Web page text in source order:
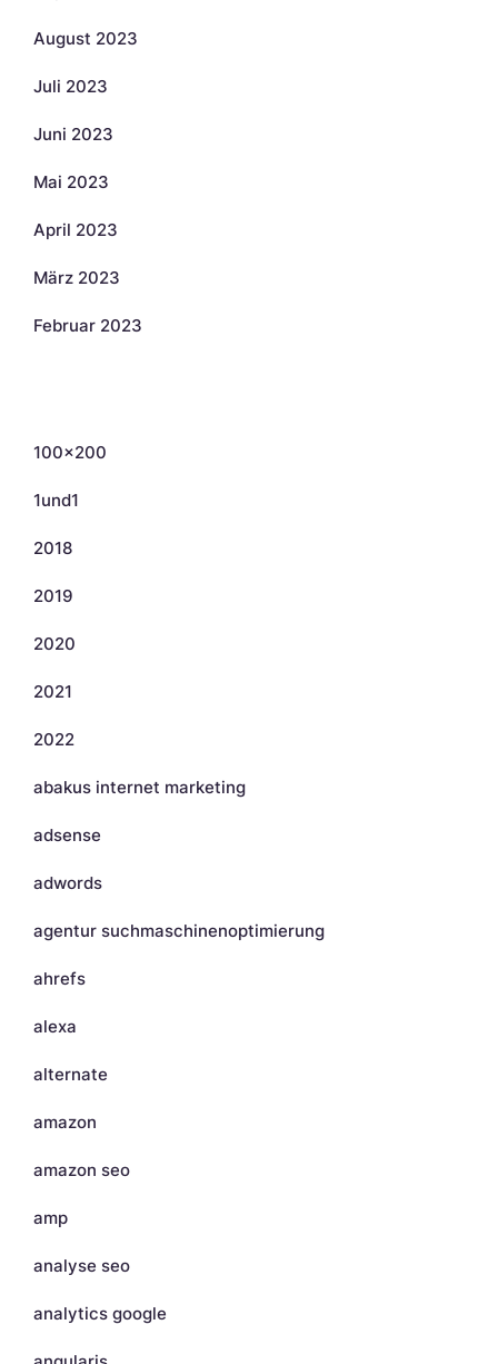
August 2023
Juli 2023
Juni 2023
Mai 2023
April 2023
März 2023
Februar 2023
100×200
1und1
2018
2019
2020
2021
2022
abakus internet marketing
adsense
adwords
agentur suchmaschinenoptimierung
ahrefs
alexa
alternate
amazon
amazon seo
amp
analyse seo
analytics google